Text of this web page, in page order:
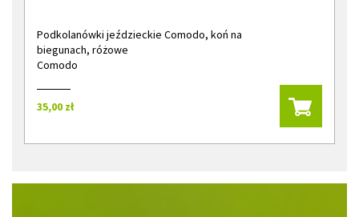
Podkolanówki jeździeckie Comodo, koń na
biegunach, różowe
Comodo
35,00 zł